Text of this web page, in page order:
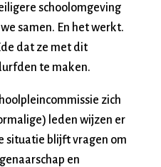
schoolomgeving
samen. En het werkt.
dat ze met dit
te maken.
zich
leden wijzen er
situatie blijft vragen om
en